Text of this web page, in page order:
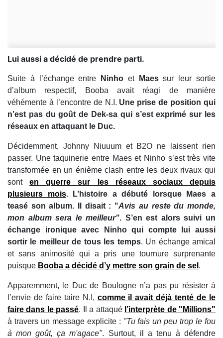
Lui aussi a décidé de prendre parti.
Suite à l’échange entre Ninho et Maessur leur sortie
d’album respectif, Booba avait réagi de manière
véhémente à l’encontre de N.I. Une prise de position qui
n’est pas du goût de Dek-sa qui s’est exprimé sur les
réseaux en attaquant le Duc.
Décidemment, Johnny Niuuum et B2O ne laissent rien
passer. Une taquinerie entre Maes et Ninho s’est très vite
transformée en un énième clash entre les deux rivaux qui
sonten guerre sur les réseaux sociaux depuis
plusieurs mois.
L’histoire a débuté lorsque Maes a
teasé son album. Il disait : "Avis au reste du monde,
mon album sera le meilleur". S’en est alors suivi un
échange ironique avec Ninho qui compte lui aussi
sortir le meilleur de tous les temps. Un échange amical
et sans animosité qui a pris une tournure surprenante
puisque Booba a décidé d’y mettre son grain de sel .
Apparemment, le Duc de Boulogne n’a pas pu résister à
l’envie de faire taire N.I, comme il avait déjà tenté de le
faire dans le passé. Il a attaqué l’interprète de "Millions"
à travers un message explicite : "Tu fais un peu trop le fou
à mon goût, ça m'agace". Surtout, il a tenu à défendre